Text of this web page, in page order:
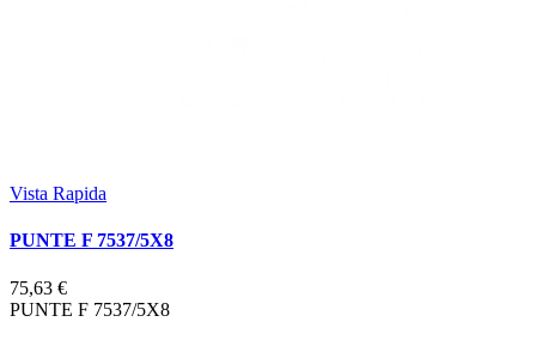
Vista Rapida
PUNTE F 7537/5X8
75,63 €
PUNTE F 7537/5X8